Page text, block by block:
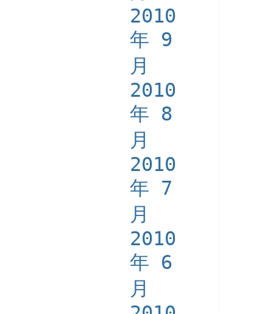
2010
年 9
月
2010
年 8
月
2010
年 7
月
2010
年 6
月